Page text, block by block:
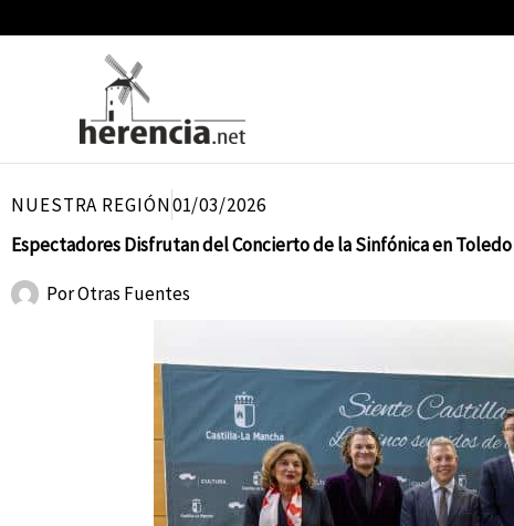
NUESTRA REGIÓN01/03/2026
Espectadores Disfrutan del Concierto de la Sinfónica en Toledo
PorOtras Fuentes